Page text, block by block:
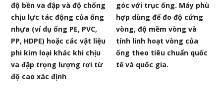
độ bền va đập và độ chống
chịu lực tác động của ống
nhựa (ví dụ ống PE, PVC,
PP, HDPE) hoặc các vật liệu
phi kim loại khác khi chịu
va đập trọng lượng rơi từ
độ cao xác định
góc với trục ống. Máy phù
hợp dùng để đo độ cứng
vòng, độ mềm vòng và
tính linh hoạt vòng của
ống theo tiêu chuẩn quốc
tế và quốc gia.